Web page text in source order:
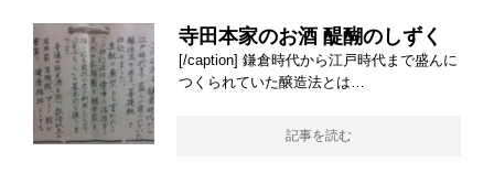
寺田本家のお酒 醍醐のしずく
[/caption] 鎌倉時代から江戸時代まで盛んに
つくられていた醸造法とは…
記事を読む